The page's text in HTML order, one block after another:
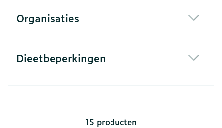
Organisaties
Dieetbeperkingen
15 producten